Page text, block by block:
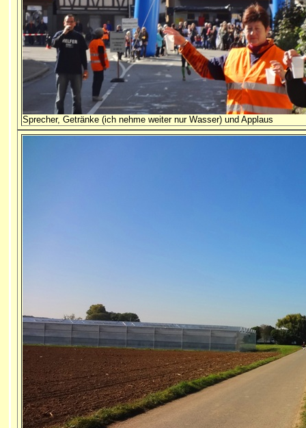
Sprecher, Getränke (ich nehme weiter nur Wasser) und Applaus